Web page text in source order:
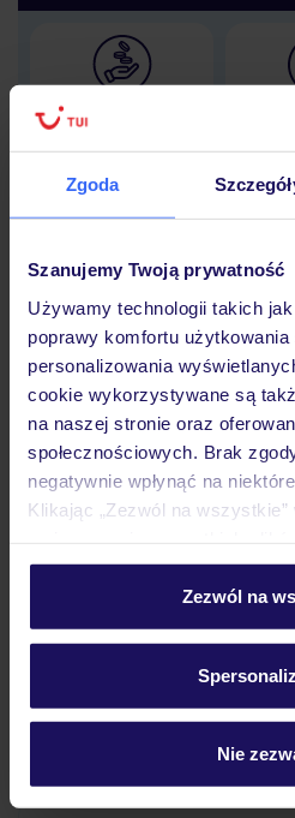
Zgoda
Szanujemy Twoją prywatność
Używamy technologii takich
poprawy komfortu użytkowania
personalizowania
cookie wykorzystywane są
na naszej stronie oraz
społecznościowych. Brak
negatywnie wpłynąć na
Klikając „Zezwól na
personalizować swój wybór
Szczegółowe informacje o
Zezwól na
Nie
Lider niskich cen
Hotel
Opinie
Pokoje
Atrakcje
Ważne informacje